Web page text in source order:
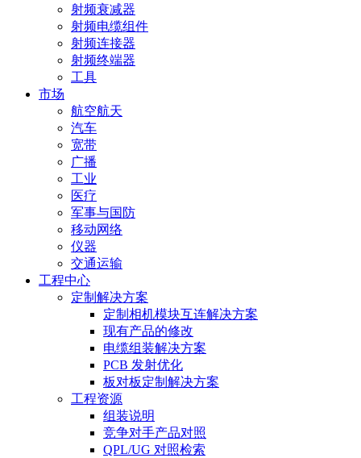
射频衰减器
射频电缆组件
射频连接器
射频终端器
工具
市场
航空航天
汽车
宽带
广播
工业
医疗
军事与国防
移动网络
仪器
交通运输
工程中心
定制解决方案
定制相机模块互连解决方案
现有产品的修改
电缆组装解决方案
PCB 发射优化
板对板定制解决方案
工程资源
组装说明
竞争对手产品对照
QPL/UG 对照检索